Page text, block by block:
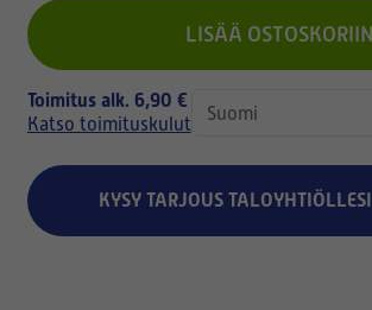
LISÄÄ OSTOSKORIIN
Toimitus alk. 6,90 €
Katso toimituskulut
KYSY TARJOUS TALOYHTIÖLLESI